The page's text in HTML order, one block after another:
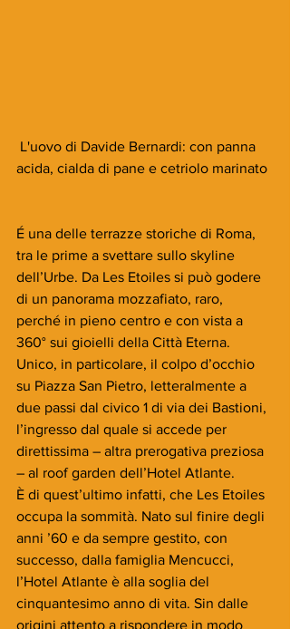
acida, cialda di pane e cetriolo marinato
É una delle terrazze storiche di Roma,
tra le prime a svettare sullo skyline
dell’Urbe. Da Les Etoiles si può godere
di un panorama mozzafiato, raro,
perché in pieno centro e con vista a
360° sui gioielli della Città Eterna.
Unico, in particolare, il colpo d’occhio
su Piazza San Pietro, letteralmente a
due passi dal civico 1 di via dei Bastioni,
l’ingresso dal quale si accede per
direttissima – altra prerogativa preziosa
– al roof garden dell’Hotel Atlante.
È di quest’ultimo infatti, che Les Etoiles
occupa la sommità. Nato sul finire degli
anni ’60 e da sempre gestito, con
successo, dalla famiglia Mencucci,
l’Hotel Atlante è alla soglia del
cinquantesimo anno di vita. Sin dalle
origini attento a rispondere in modo